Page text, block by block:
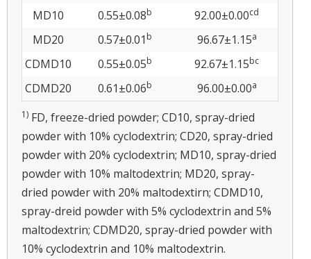
MD10 0.55±0.08b 92.00±0.00cd
MD20 0.57±0.01 b 96.67±1.15a
CDMD10 0.55±0.05b 92.67±1.15bc
CDMD20 0.61±0.06b 96.00±0.00a
1) FD, freeze-dried powder; CD10, spray-dried
powder with 10% cyclodextrin; CD20, spray-dried
powder with 20% cyclodextrin; MD10, spray-dried
powder with 10% maltodextrin; MD20, spray-
dried powder with 20% maltodextirn; CDMD10,
spray-dreid powder with 5% cyclodextrin and 5%
maltodextrin; CDMD20, spray-dried powder with
10% cyclodextrin and 10% maltodextrin.